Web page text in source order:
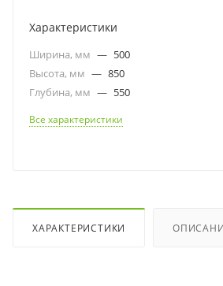
Характеристики
Ширина, мм — 500
Высота, мм — 850
Глубина, мм — 550
Все характеристики
ХАРАКТЕРИСТИКИ